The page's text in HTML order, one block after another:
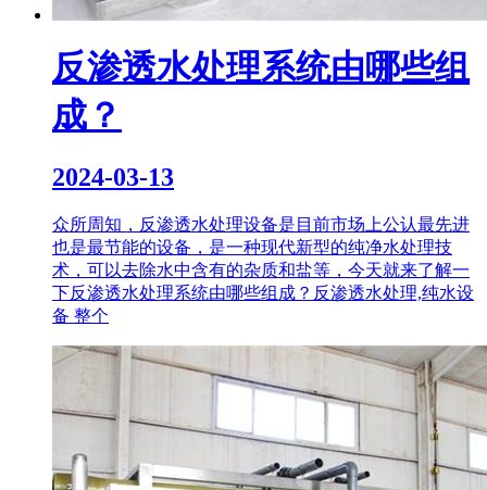
反渗透水处理系统由哪些组
成？
2024-03-13
众所周知，反渗透水处理设备是目前市场上公认最先进
也是最节能的设备，是一种现代新型的纯净水处理技
术，可以去除水中含有的杂质和盐等，今天就来了解一
下反渗透水处理系统由哪些组成？反渗透水处理,纯水设
备 整个